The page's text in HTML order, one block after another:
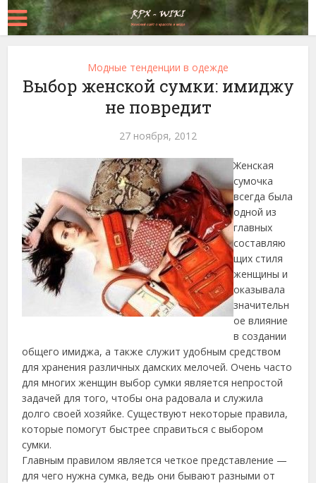
Модные тенденции в одежде
Выбор женской сумки: имиджу
не повредит
27 ноября, 2012
Женская
сумочка
всегда была
одной из
главных
составляю
щих стиля
женщины и
оказывала
значительн
ое влияние
в создании
общего имиджа, а также служит удобным средством
для хранения различных дамских мелочей. Очень часто
для многих женщин выбор сумки является непростой
задачей для того, чтобы она радовала и служила
долго своей хозяйке. Существуют некоторые правила,
которые помогут быстрее справиться с выбором
сумки.
Главным правилом является четкое представление —
для чего нужна сумка, ведь они бывают разными от